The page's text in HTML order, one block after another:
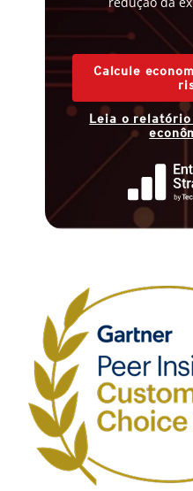
Calcule
Leia o relatório